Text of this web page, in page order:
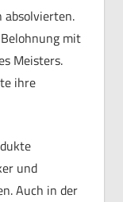
absolvierten.
mit
Meisters.
ihre
und
Auch in der